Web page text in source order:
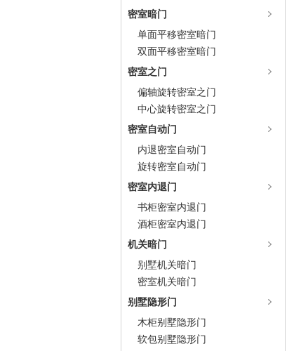
密室暗门
单面平移密室暗门
双面平移密室暗门
密室之门
偏轴旋转密室之门
中心旋转密室之门
密室自动门
内退密室自动门
旋转密室自动门
密室内退门
书柜密室内退门
酒柜密室内退门
机关暗门
别墅机关暗门
密室机关暗门
别墅隐形门
木柜别墅隐形门
软包别墅隐形门